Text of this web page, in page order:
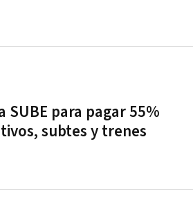
SUBE para pagar 55%
subtes y trenes